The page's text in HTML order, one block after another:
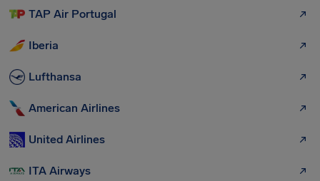
TAP Air Portugal
Iberia
Lufthansa
American Airlines
United Airlines
ITA Airways